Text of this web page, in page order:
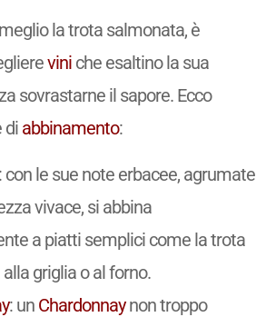
la trota salmonata, è
viniche esaltino la sua
sovrastarne il sapore. Ecco
di abbinamento:
con le sue note erbacee, agrumate
vivace, si abbina
a piatti semplici come la trota
griglia o al forno.
: un Chardonnaynon troppo